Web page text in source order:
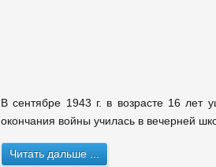
В сентябре 1943 г. в возрасте 16
окончания войны училась в вечерней
Читать дальше ...